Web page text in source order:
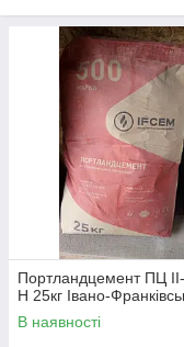
Портландцемент ПЦ
Н 25кг Івано-
В наявності